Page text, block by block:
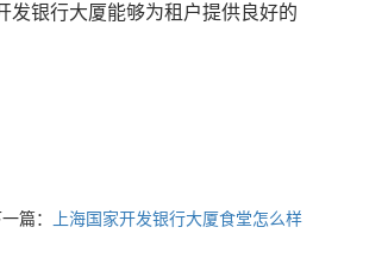
发银行大厦能够为租户提供良好的
篇： 上海国家开发银行大厦食堂怎么样